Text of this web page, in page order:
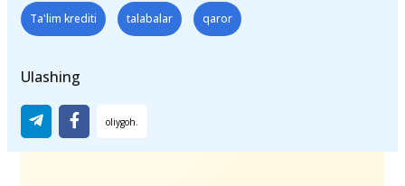
Ta'lim krediti talabalar qaror
Ulashing